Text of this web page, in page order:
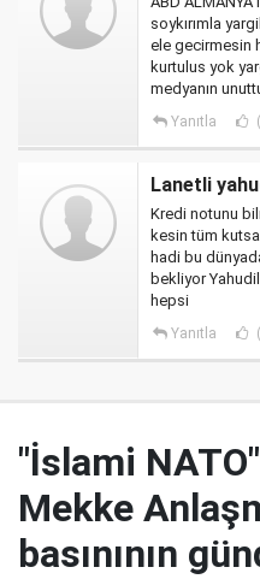
soykırımla
ele gecirmesin
kurtulus yok
medyanın
Yanıtla
Lanetli
Kredi notunu
kesin tüm
hadi bu
bekliyor
hepsi
Yanıtla
"İslami
Mekke
basınının